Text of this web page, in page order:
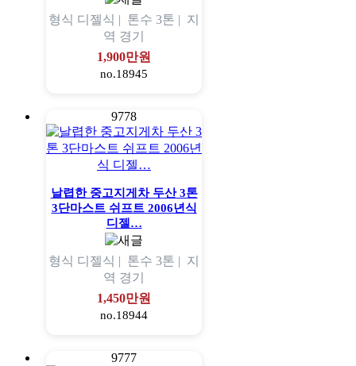
형식 디젤식 | 톤수 3톤 | 지
역 경기
1,900만원
no.18945
9778
날렵한 중고지게차 두산 3톤
3단마스트 쉬프트 2006년식
디젤…
형식 디젤식 | 톤수 3톤 | 지
역 경기
1,450만원
no.18944
9777